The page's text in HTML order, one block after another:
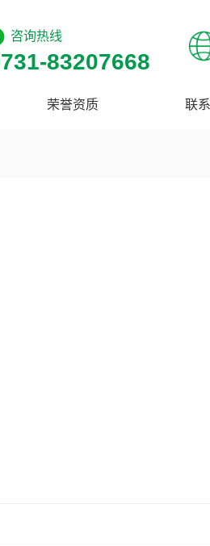
荣誉资质 联
咨询热线
83207668